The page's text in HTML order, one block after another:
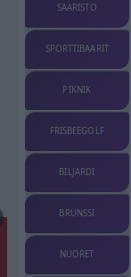
SAARISTO
SPORTTIBAARIT
PIKNIK
FRISBEEGOLF
BILJARDI
BRUNSSI
NUORET